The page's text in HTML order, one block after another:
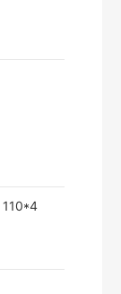
110*4